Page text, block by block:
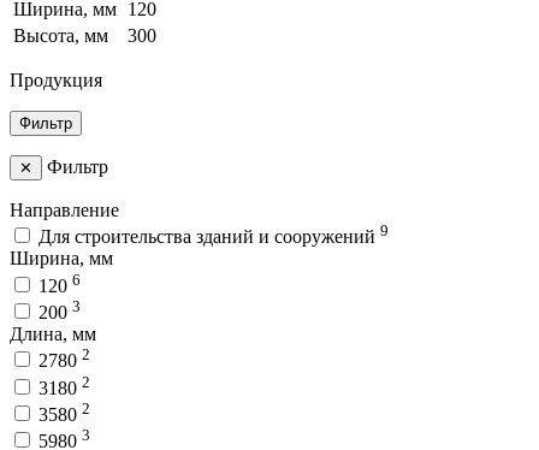
Ширина, мм 120
Высота, мм
300
Продукция
Фильтр
✕ Фильтр
Направление
Для строительства зданий и сооружений 9
Ширина, мм
120 6
200 3
Длина, мм
2780 2
3180 2
3580 2
5980 3